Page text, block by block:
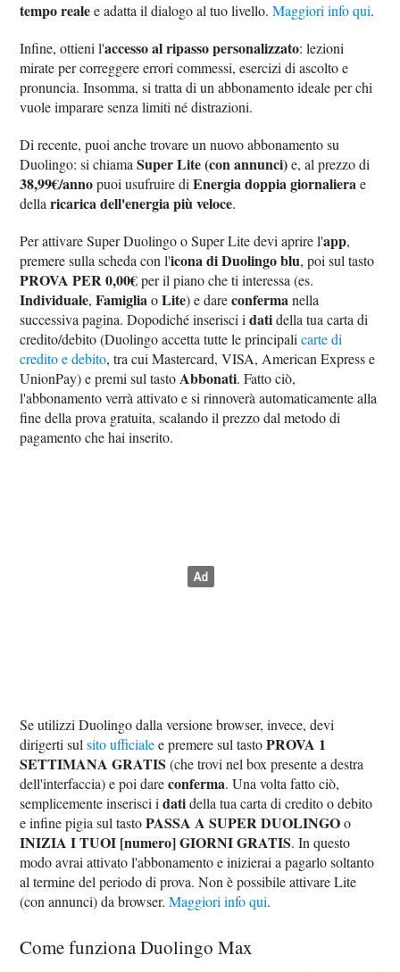
tempo realee adatta il dialogo al tuo livello.Maggiori info qui.
Infine, ottieni l'accesso al ripasso personalizzato: lezioni
mirate per correggere errori commessi, esercizi di ascolto e
pronuncia. Insomma, si tratta di un abbonamento ideale per chi
vuole imparare senza limiti né distrazioni.
Di recente, puoi anche trovare un nuovo abbonamento su
Duolingo: si chiamaSuper Lite (con annunci)e, al prezzo di
38,99€/annopuoi usufruire diEnergia doppia giornalierae
dellaricarica dell'energia più veloce.
Per attivare Super Duolingo o Super Lite devi aprire l'app,
premere sulla scheda con l'icona di Duolingo blu, poi sul tasto
PROVA PER 0,00€per il piano che ti interessa (es.
Individuale,FamigliaoLite) e dareconfermanella
successiva pagina. Dopodiché inserisci idatidella tua carta di
credito/debito (Duolingo accetta tutte le principalicarte di
credito e debito, tra cui Mastercard, VISA, American Express e
UnionPay) e premi sul tasto Abbonati. Fatto ciò,
l'abbonamento verrà attivato e si rinnoverà automaticamente alla
fine della prova gratuita, scalando il prezzo dal metodo di
pagamento che hai inserito.
Se utilizzi Duolingo dalla versione browser, invece, devi
dirigerti sulsito ufficialee premere sul tastoPROVA 1
SETTIMANA GRATIS (che trovi nel box presente a destra
dell'interfaccia) e poi dareconferma. Una volta fatto ciò,
semplicemente inserisci idatidella tua carta di credito o debito
e infine pigia sul tastoPASSA A SUPER DUOLINGOo
INIZIA I TUOI [numero] GIORNI GRATIS. In questo
modo avrai attivato l'abbonamento e inizierai a pagarlo soltanto
al termine del periodo di prova. Non è possibile attivare Lite
(con annunci) da browser.Maggiori info qui.
Come funziona Duolingo Max